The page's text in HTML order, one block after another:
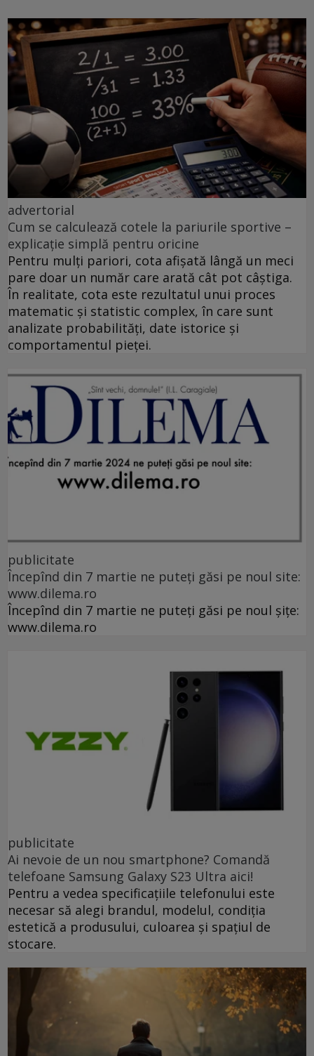
advertorial
Cum se calculează cotele la pariurile sportive –
explicație simplă pentru oricine
Pentru mulți pariori, cota afișată lângă un meci
pare doar un număr care arată cât pot câștiga.
În realitate, cota este rezultatul unui proces
matematic și statistic complex, în care sunt
analizate probabilități, date istorice și
comportamentul pieței.
publicitate
Începînd din 7 martie ne puteți găsi pe noul site:
www.dilema.ro
Începînd din 7 martie ne puteți găsi pe noul șițe:
www.dilema.ro
publicitate
Ai nevoie de un nou smartphone? Comandă
telefoane Samsung Galaxy S23 Ultra aici!
Pentru a vedea specificațiile telefonului este
necesar să alegi brandul, modelul, condiția
estetică a produsului, culoarea și spațiul de
stocare.